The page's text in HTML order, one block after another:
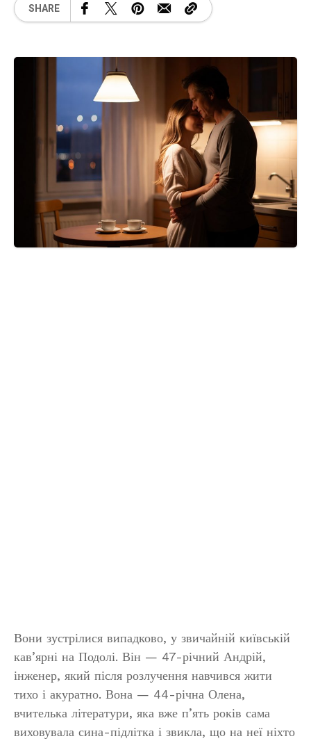
SHARE
Вони зустрілися випадково, у звичайній київській
кав’ярні на Подолі. Він — 47-річний Андрій,
інженер, який після розлучення навчився жити
тихо і акуратно. Вона — 44-річна Олена,
вчителька літератури, яка вже п’ять років сама
виховувала сина-підлітка і звикла, що на неї ніхто